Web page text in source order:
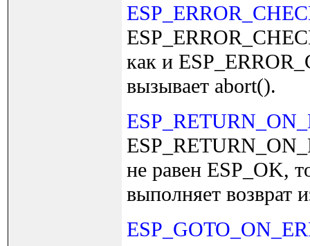
как и
вызывает abort().
не равен ESP_OK,
выполняет возврат